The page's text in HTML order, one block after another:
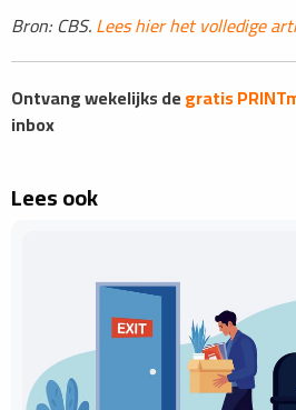
Bron: CBS.Lees hier het volledige
Ontvang wekelijks degratis
inbox
Lees ook